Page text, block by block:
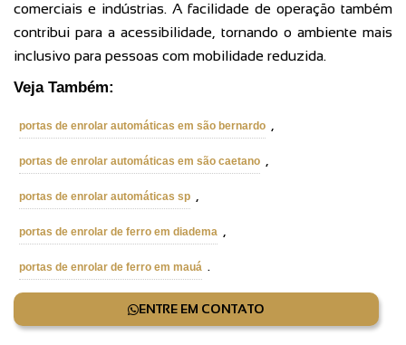
comerciais e indústrias. A facilidade de operação também
contribui para a acessibilidade, tornando o ambiente mais
inclusivo para pessoas com mobilidade reduzida.
Veja Também:
portas de enrolar automáticas em são bernardo
portas de enrolar automáticas em são caetano
portas de enrolar automáticas sp
portas de enrolar de ferro em diadema
portas de enrolar de ferro em mauá .
ENTRE EM CONTATO